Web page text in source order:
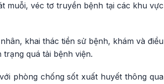
muỗi, véc tơ truyền bệnh tại các khu vực
khai thác tiền sử bệnh, khám và điều
quá tải bệnh viện.
phòng chống sốt xuất huyết thông qua